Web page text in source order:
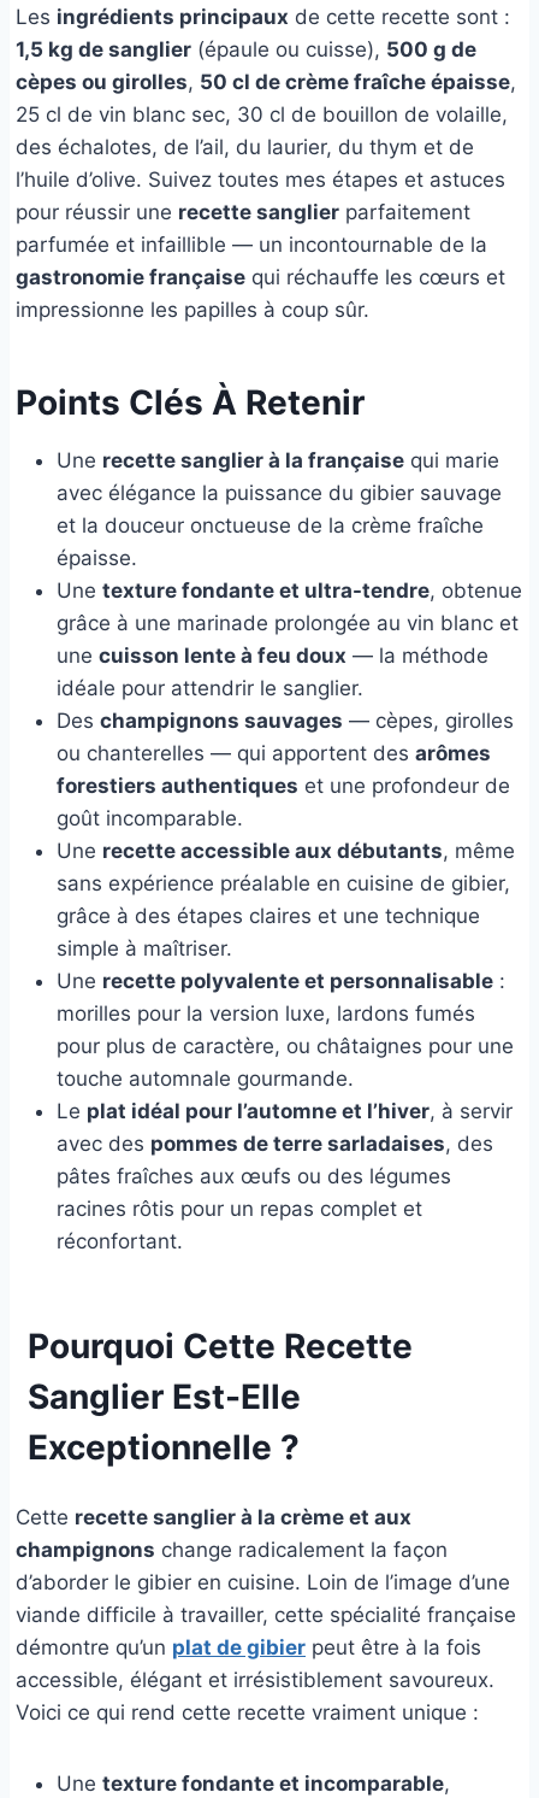
Les ingrédients principaux de cette recette sont :
1,5 kg de sanglier (épaule ou cuisse), 500 g de
cèpes ou girolles, 50 cl de crème fraîche épaisse,
25 cl de vin blanc sec, 30 cl de bouillon de volaille,
des échalotes, de l’ail, du laurier, du thym et de
l’huile d’olive. Suivez toutes mes étapes et astuces
pour réussir une recette sanglier parfaitement
parfumée et infaillible — un incontournable de la
gastronomie française qui réchauffe les cœurs et
impressionne les papilles à coup sûr.
Points Clés À Retenir
Une recette sanglier à la française qui marie
avec élégance la puissance du gibier sauvage
et la douceur onctueuse de la crème fraîche
épaisse.
Une texture fondante et ultra-tendre, obtenue
grâce à une marinade prolongée au vin blanc et
une cuisson lente à feu doux — la méthode
idéale pour attendrir le sanglier.
Des champignons sauvages — cèpes, girolles
ou chanterelles — qui apportent des arômes
forestiers authentiques et une profondeur de
goût incomparable.
Une recette accessible aux débutants, même
sans expérience préalable en cuisine de gibier,
grâce à des étapes claires et une technique
simple à maîtriser.
Une recette polyvalente et personnalisable :
morilles pour la version luxe, lardons fumés
pour plus de caractère, ou châtaignes pour une
touche automnale gourmande.
Le plat idéal pour l’automne et l’hiver, à servir
avec des pommes de terre sarladaises, des
pâtes fraîches aux œufs ou des légumes
racines rôtis pour un repas complet et
réconfortant.
Pourquoi Cette Recette
Sanglier Est-Elle
Exceptionnelle ?
Cette recette sanglier à la crème et aux
champignons change radicalement la façon
d’aborder le gibier en cuisine. Loin de l’image d’une
viande difficile à travailler, cette spécialité française
démontre qu’un plat de gibier peut être à la fois
accessible, élégant et irrésistiblement savoureux.
Voici ce qui rend cette recette vraiment unique :
Une texture fondante et incomparable,